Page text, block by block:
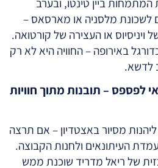
לשכונת מלסניה או מארסאס –
ויניסיוס או העצירה של קורטואה.
באירופה – החוויה היא לא רק
לדשא.
לפספס – תובנות מתוך חוויות
מסיור באצטדיון – אם תרצה
העיתונאים ולחנות הקבוצה.
של ריאל מדריד שוכנת ממש